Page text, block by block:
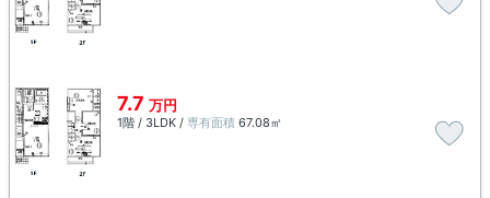
7.7 万円
1階 / 3LDK / 専有面積 67.08㎡